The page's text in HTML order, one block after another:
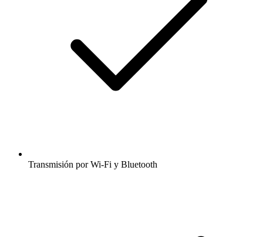
Transmisión por Wi-Fi y Bluetooth